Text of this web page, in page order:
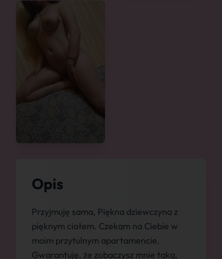
Opis
Przyjmuję sama, Piękna dziewczyna z
pięknym ciałem. Czekam na Ciebie w
moim przytulnym apartamencie.
Gwarantuję, że zobaczysz mnie taką,